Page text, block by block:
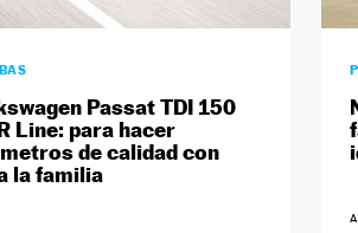
Passat TDI 150
Line: para hacer
de calidad con
la familia